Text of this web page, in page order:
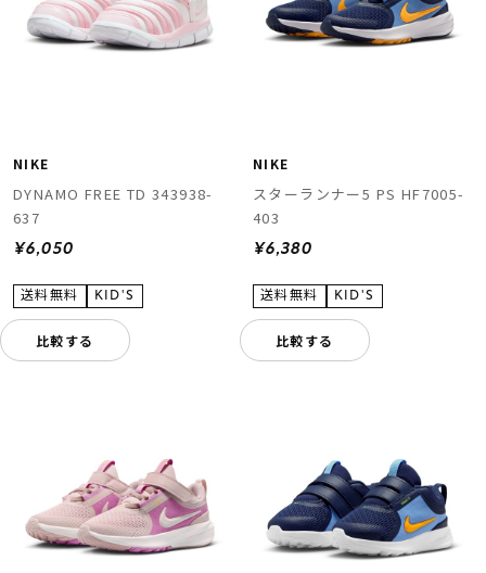
NIKE
DYNAMO FREE TD 343938-
637
¥6,050
比較する
NIKE
スターランナー5 PS HF7005-
403
¥6,380
比較する